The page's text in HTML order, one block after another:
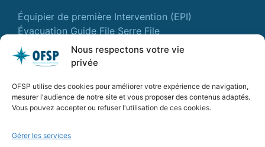
Nous respectons votre vie
privée
OFSP utilise des cookies pour améliorer votre expérience de navigation,
mesurer l'audience de notre site et vous proposer des contenus adaptés.
Vous pouvez accepter ou refuser l'utilisation de ces cookies.
Gérer les services
Équipier de première Intervention (EPI)
Évacuation Guide File Serre File
Manipulation Extincteur
Formation - SST
Sauveteur Secouriste du Travail
Réseaux